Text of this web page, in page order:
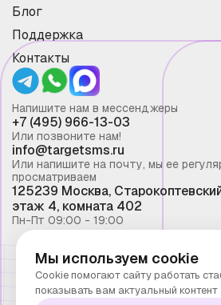
Блог
Поддержка
Контакты
Напишите нам в мессенджеры
+7 (495) 966-13-03
Или позвоните нам!
info@targetsms.ru
Или напишите на почту, мы ее
просматриваем
125239 Москва,
этаж 4, комната 402
Пн-Пт 09:00 - 19:00
Смс рассылка
Запрещено копирование
Мы используем cookie
Cookie помогают сайту работать
показывать вам актуальный контент